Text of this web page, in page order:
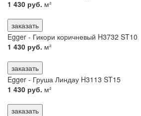
1 430 руб. м²
заказать
Egger - Гикори коричневый H3732 ST10
1 430 руб. м²
заказать
Egger - Груша Линдау H3113 ST15
1 430 руб. м²
заказать